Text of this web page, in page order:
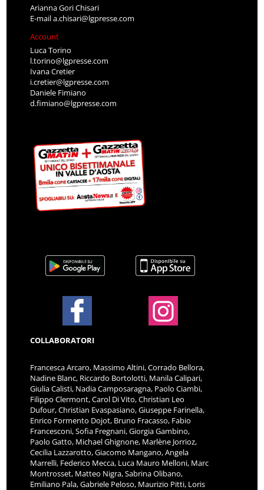
Arianna Gori Chisari
E-maila.chisari@lgpresse.com
Account
Luca Torino
l.torino@lgpresse.com
Ivana Cretier
i.cretier@lgpresse.com
Daniele Fimiano
d.fimiano@lgpresse.com
COLLABORATORI
Francesca Arcaro, Massimo Altini, Corrado Bellora,
Nadine Blanc, Riccardo Bortolotti, Manila Calipari,
Giulia Calisti, Nadia Camposaragna, Paolo Ciambi,
Filippo Clermont, Carol Di Vito, Christian Leo
Dufour, Christian Evaspasiano, Giuseppe Farinella,
Enrico Formento Dojot, Bruno Fracasso, Fabio
Francesconi, Sofia Fregnani, Giorgia Gambino,
Paolo Gatto, Michael Ghignone, Marlène Jorrioz,
Cecilia Lazzarotto, Giacomo Mangano, Angela
Marrelli, Federico Mecca, Luca Mauro Melloni, Marc
Montrosset, Matteo Nigra, Sabrina Olibano,
Emiliano Pala, Gabriele Peloso, Maurizio Pitti, Loris